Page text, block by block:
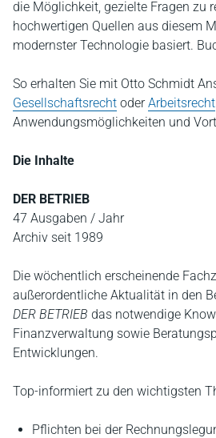
die Möglichkeit, gezielte Fragen zu
hochwertigen Quellen aus diesem
modernster Technologie basiert.
So erhalten Sie mit Otto Schmidt
Gesellschaftsrecht oderArbeitsrecht
Anwendungsmöglichkeiten und
Die Inhalte
DER BETRIEB
47 Ausgaben / Jahr
Archiv seit 1989
Die wöchentlich erscheinende
außerordentliche Aktualität in den
DER BETRIEB das notwendige
Finanzverwaltung sowie
Entwicklungen.
Top-informiert zu den wichtigsten
Pflichten bei der